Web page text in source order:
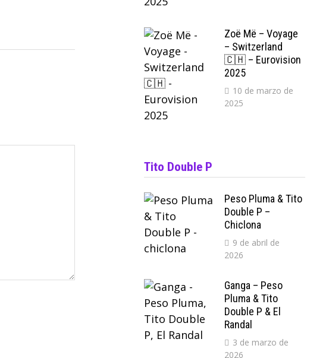
Zoë Më – Voyage
– Switzerland
🇨🇭 – Eurovision
2025
10 de marzo de
2025
Tito Double P
Peso Pluma & Tito
Double P –
Chiclona
9 de abril de
2026
Ganga – Peso
Pluma & Tito
Double P & El
Randal
3 de marzo de
2026